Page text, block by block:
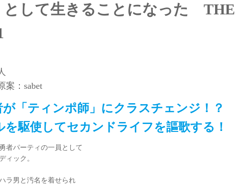
として生きることになった THE
案：sabet
が「ティンポ師」にクラスチェンジ！？
を駆使してセカンドライフを謳歌する！
者パーティの一員として
ィック。
ラ男と汚名を着せられ